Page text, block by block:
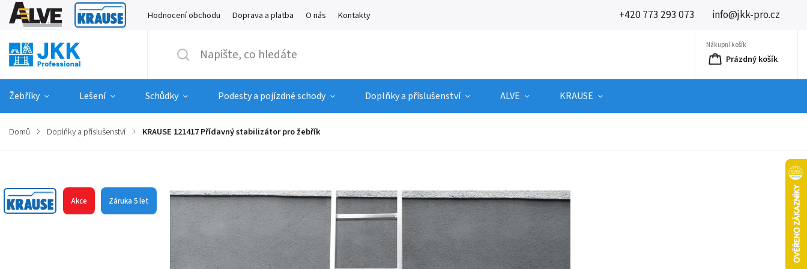
+420 773 293 073 info@jkk-pro.cz
Hodnocení obchodu Doprava a platba O nás Kontakty
Nákupní košík
Prázdný košík
Žebříky Lešení Schůdky Podesty a pojízdné schody Doplňky a příslušenství ALVE KRAUSE
Domů / Doplňky a příslušenství / KRAUSE 121417 Přídavný stabilizátor pro žebřík
Akce Záruka 5 let